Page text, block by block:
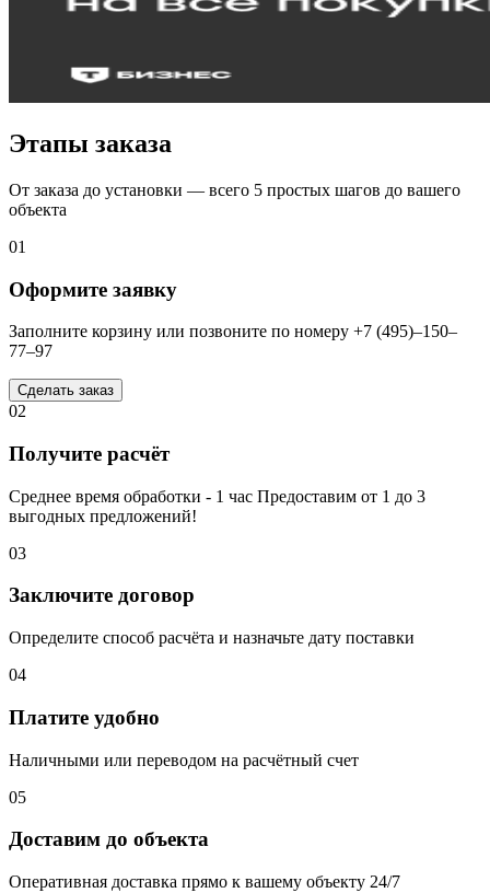
Этапы заказа
От заказа до установки — всего 5 простых шагов до вашего
объекта
01
Оформите заявку
Заполните корзину или позвоните по номеру +7 (495)–150–
77–97
Сделать заказ
02
Получите расчёт
Среднее время обработки - 1 час Предоставим от 1 до 3
выгодных предложений!
03
Заключите договор
Определите способ расчёта и назначьте дату поставки
04
Платите удобно
Наличными или переводом на расчётный счет
05
Доставим до объекта
Оперативная доставка прямо к вашему объекту 24/7